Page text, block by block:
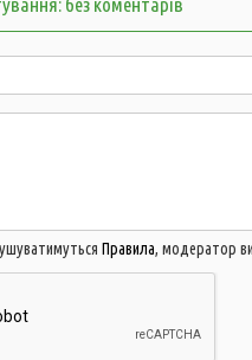
Правила, модератор